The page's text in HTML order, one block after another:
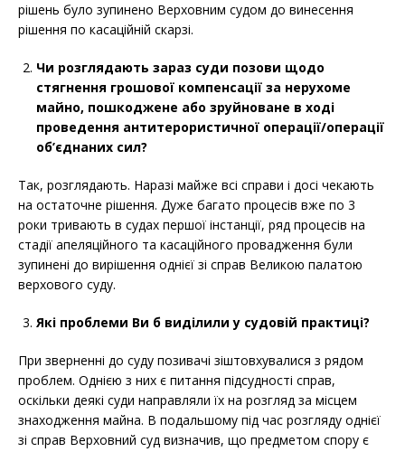
рішень було зупинено Верховним судом до винесення
рішення по касаційній скарзі.
Чи розглядають зараз суди позови щодо
стягнення грошової компенсації за нерухоме
майно, пошкоджене або зруйноване в ході
проведення антитерористичної операції/операції
об’єднаних сил?
Так, розглядають. Наразі майже всі справи і досі чекають
на остаточне рішення. Дуже багато процесів вже по 3
роки тривають в судах першої інстанції, ряд процесів на
стадії апеляційного та касаційного провадження були
зупинені до вирішення однієї зі справ Великою палатою
верхового суду.
Які проблеми Ви б виділили у судовій практиці?
При зверненні до суду позивачі зіштовхувалися з рядом
проблем. Однією з них є питання підсудності справ,
оскільки деякі суди направляли їх на розгляд за місцем
знаходження майна. В подальшому під час розгляду однієї
зі справ Верховний суд визначив, що предметом спору є